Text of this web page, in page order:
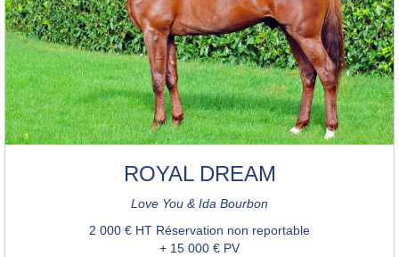
ROYAL DREAM
Love You & Ida Bourbon
2 000 € HT Réservation non reportable
+ 15 000 € PV